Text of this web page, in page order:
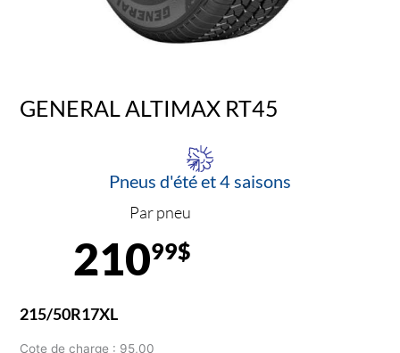
GENERAL ALTIMAX RT45
Pneus d'été et 4 saisons
Par pneu
21099$
215/50R17XL
Cote de charge : 95,00